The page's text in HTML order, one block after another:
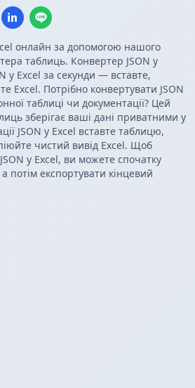
онлайн за допомогою нашого
таблиць. Конвертер JSON у
у Excel за секунди — вставте,
Excel. Потрібно конвертувати JSON
таблиці чи документації? Цей
зберігає ваші дані приватними у
JSON у Excel вставте таблицю,
чистий вивід Excel. Щоб
у Excel, ви можете спочатку
потім експортувати кінцевий